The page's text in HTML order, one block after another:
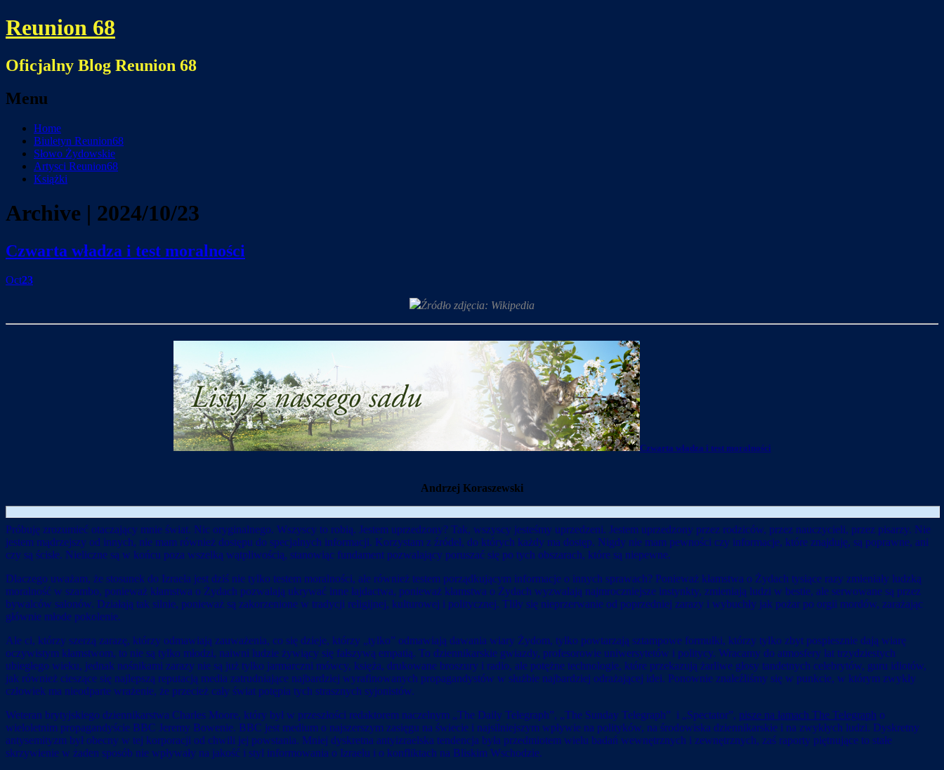
Reunion 68
Oficjalny Blog Reunion 68
Menu
Skip
content
Home
Biuletyn Reunion68
Słowo Żydowskie
Artysci Reunion68
Książki
Archive | 2024/10/23
Czwarta władza i test moralności
Oct23
Źródło zdjęcia: Wikipedia
Czwarta władza i test moralności
Andrzej Koraszewski
Próbuję zrozumieć otaczający mnie świat. Nic oryginalnego. Wszyscy to robią. Jestem uprzedzony? Tak, wszyscy jesteśmy uprzedzeni. Jestem uprzedzony przez rodziców, przez nauczycieli, przez pisarzy. Nie
jestem mądrzejszy od innych, nie mam również dostępu do specjalnych informacji. Korzystam z źródeł, do których każdy ma dostęp. Nigdy nie mam pewności czy informacje, które znajduję, są poprawne, ani
czy są ścisłe. Nieliczne są w końcu poza wszelką wątpliwością, stanowiąc fundament pozwalający poruszać się po tych obszarach, które są niepewne.
Dlaczego uważam, że stosunek do Izraela jest dziś nie tylko testem moralności, ale również testem porządkującym informacje o innych sprawach? Ponieważ kłamstwa o Żydach tysiące razy zmieniały ludzką
moralność w szambo, ponieważ kłamstwa o Żydach pozwalają ukrywać inne łajdactwa, ponieważ kłamstwa o Żydach wyzwalają najmroczniejsze instynkty, zmieniają ludzi w bestie, ale serwowane są przez
bywalców salonów. Działają tak silnie, ponieważ są zakorzenione w tradycji religijnej, kulturowej i politycznej. Tliły się nieprzerwanie od poprzedniej zarazy i wybuchły jak pożar po orgii mordów, zarażając
głównie młode pokolenie.
Ale ci, którzy szerzą zarazę, którzy odmawiają zauważenia, co się dzieje, którzy „tylko” odmawiają dawania wiary Żydom, tylko powtarzają sztampowe formułki, którzy tylko zbyt pospiesznie dają wiarę
oczywistym kłamstwom, to nie są tylko młodzi, naiwni ludzie żywiący się fałszywą empatią. To dziennikarskie gwiazdy, profesorowie uniwersytetów i politycy. Wracamy do atmosfery lat trzydziestych
ubiegłego wieku, jednak nośnikami zarazy nie są już tylko jarmarczni mówcy, księża, drukowane broszury i radio, ale potężne technologie, które przekazują żarliwe głosy tandetnych celebrytów, guru idiotów,
jak również cieszące się najlepszą reputacją media zatrudniające najbardziej wyrafinowanych propagandystów w służbie najbardziej odrażającej idei. Ponownie znaleźliśmy się w punkcie, w którym zwykły
człowiek ma nieodparte wrażenie, że przecież cały świat potępia tych strasznych syjonistów.
Weteran brytyjskiego dziennikarstwa Charles Moore, który był w przeszłości redaktorem naczelnym „The Daily Telegraph”, „The Sunday Telegraph” i „Spectator”, pisze na łamach The Telegraph o
wieloletnim propagandyście BBC Jeremy Bowenie. BBC jest medium o najszerszym zasięgu na świecie i najsilniejszym wpływie na polityków, na środowiska dziennikarskie i na zwykłych ludzi. Dyskretny
antysemityzm był obecny w tej korporacji od chwili jej powstania. Mniej dyskretna antyizraelska tendencja była przedmiotem wielu badań wewnętrznych i zewnętrznych, zaś raporty piętnujące to stałe
skrzywienie w żaden sposób nie wpływały na jakość i styl informowania o Izraelu i o konfliktach na Bliskim Wschodzie.